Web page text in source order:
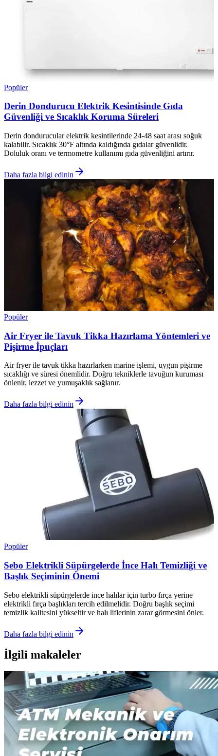
Popüler
Derin Dondurucu Elektrik Kesintisinde Gıda
Güvenliği ve Sıcaklık Koruma Süreleri
Derin dondurucular elektrik kesintilerinde 24-48 saat arası soğuk
kalabilir. Sıcaklık 30°F altında kaldığında gıdalar güvenlidir.
Doluluk oranı ve termometre kullanımı gıda güvenliğini artırır.
Daha fazla bilgi edinin
Popüler
Air Fryer ile Tavuk Tikka Hazırlama Yöntemleri ve
Pişirme İpuçları
Air fryer ile tavuk tikka hazırlarken marine işlemi, uygun pişirme
sıcaklığı ve süresi önemlidir. Doğru tekniklerle tavuğun kuruması
önlenir, lezzet ve yumuşaklık sağlanır.
Daha fazla bilgi edinin
Popüler
Sebo Elektrikli Süpürgelerde İnce Halı Temizliği ve
Başlık Seçiminin Önemi
Sebo elektrikli süpürgelerde ince halılar için turbo fırça yerine
elektrikli fırça başlıkları tercih edilmelidir. Doğru başlık seçimi
temizlik kalitesini yükseltir ve halı liflerinin zarar görmesini önler.
Daha fazla bilgi edinin
İlgili makaleler